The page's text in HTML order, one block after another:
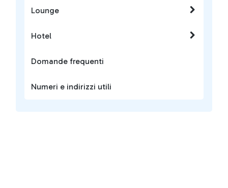
Lounge
Hotel
Domande frequenti
Numeri e indirizzi utili